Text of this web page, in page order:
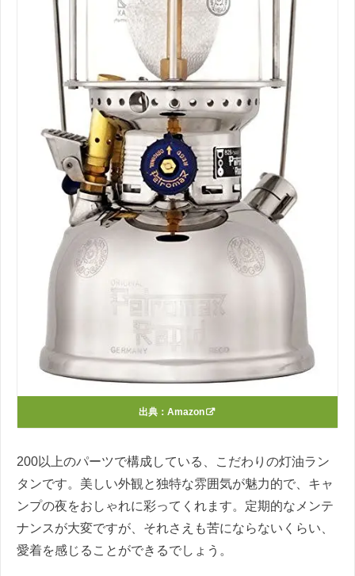
出典： Amazon
200以上のパーツで構成している、こだわりの灯油ラン
タンです。美しい外観と独特な雰囲気が魅力的で、キャ
ンプの夜をおしゃれに彩ってくれます。定期的なメンテ
ナンスが大変ですが、それさえも苦にならないくらい、
愛着を感じることができるでしょう。